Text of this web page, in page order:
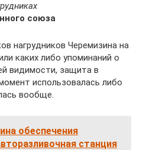
союза
нагрудников Черемизина на
каких либо упоминаний о
видимости, защита в
использовалась либо
вообще.
обеспечения
станция